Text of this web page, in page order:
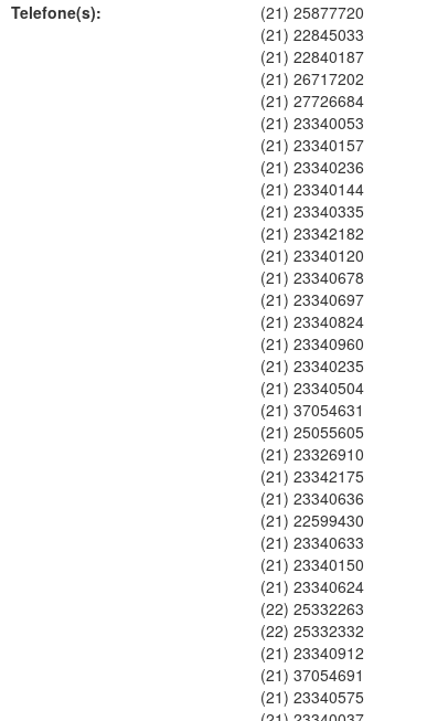
Telefone(s):
(21) 25877720
(21) 22845033
(21) 22840187
(21) 26717202
(21) 27726684
(21) 23340053
(21) 23340157
(21) 23340236
(21) 23340144
(21) 23340335
(21) 23342182
(21) 23340120
(21) 23340678
(21) 23340697
(21) 23340824
(21) 23340960
(21) 23340235
(21) 23340504
(21) 37054631
(21) 25055605
(21) 23326910
(21) 23342175
(21) 23340636
(21) 22599430
(21) 23340633
(21) 23340150
(21) 23340624
(22) 25332263
(22) 25332332
(21) 23340912
(21) 37054691
(21) 23340575